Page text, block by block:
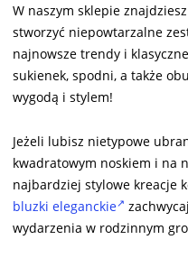
W naszym sklepie
stworzyć niepowtarzalne
najnowsze trendy i
sukienek, spodni, a także
wygodą i stylem!
Jeżeli lubisz nietypowe
kwadratowym noskiem i na
najbardziej stylowe kreacje
bluzki eleganckie
wydarzenia w rodzinnym